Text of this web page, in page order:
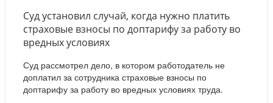
Суд установил случай, когда нужно платить
страховые взносы по доптарифу за работу во
вредных условиях
Суд рассмотрел дело, в котором работодатель не
доплатил за сотрудника страховые взносы по
доптарифу за работу во вредных условиях труда.